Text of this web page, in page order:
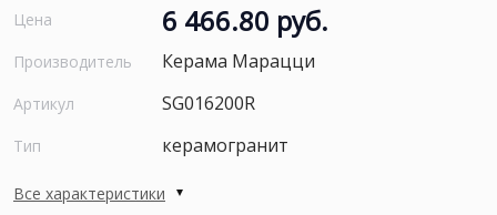
Цена 6 466.80 руб.
Производитель Керама Марацци
Артикул SG016200R
Тип керамогранит
Все характеристики